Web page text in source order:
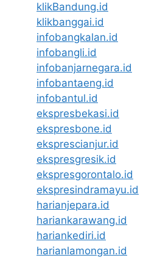
klikBandung.id
klikbanggai.id
infobangkalan.id
infobangli.id
infobanjarnegara.id
infobantaeng.id
infobantul.id
ekspresbekasi.id
ekspresbone.id
eksprescianjur.id
ekspresgresik.id
ekspresgorontalo.id
ekspresindramayu.id
harianjepara.id
hariankarawang.id
hariankediri.id
harianlamongan.id